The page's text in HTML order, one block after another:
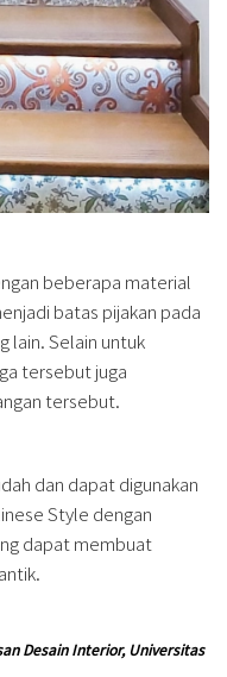
beberapa material
batas pijakan pada
lain. Selain untuk
tersebut juga
tersebut.
dan dapat digunakan
Style dengan
dapat membuat
Desain Interior, Universitas